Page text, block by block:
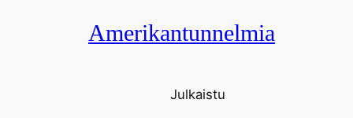
Amerikantunnelmia
Julkaistu